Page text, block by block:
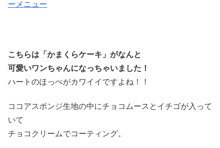
ーメニュー
こちらは「かまくらケーキ」がなんと
可愛いワンちゃんになっちゃいました！
ハートのほっぺがカワイイですよね！！
ココアスポンジ生地の中にチョコムースとイチゴが入って
いて
チョコクリームでコーティング。